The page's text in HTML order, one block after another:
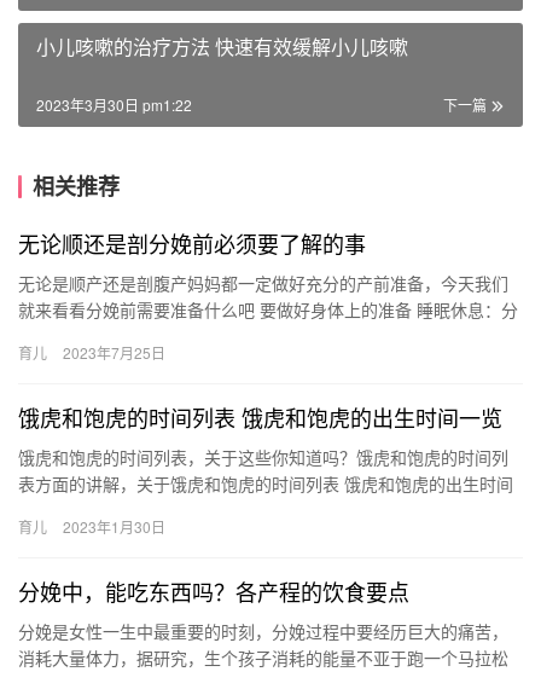
小儿咳嗽的治疗方法 快速有效缓解小儿咳嗽
下一篇
2023年3月30日 pm1:22
相关推荐
无论顺还是剖分娩前必须要了解的事
无论是顺产还是剖腹产妈妈都一定做好充分的产前准备，今天我们
就来看看分娩前需要准备什么吧 要做好身体上的准备 睡眠休息：分
都…
育儿 2023年7月25日
饿虎和饱虎的时间列表 饿虎和饱虎的出生时间一览
饿虎和饱虎的时间列表，关于这些你知道吗？饿虎和饱虎的时间列
表方面的讲解，关于饿虎和饱虎的时间列表 饿虎和饱虎的出生时间
育儿 2023年1月30日
分娩中，能吃东西吗？各产程的饮食要点
分娩是女性一生中最重要的时刻，分娩过程中要经历巨大的痛苦，
消耗大量体力，据研究，生个孩子消耗的能量不亚于跑一个马拉松